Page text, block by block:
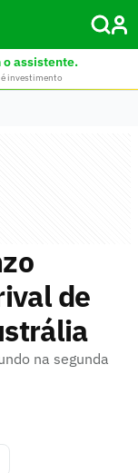
o assistente.
investimento
de
na segunda